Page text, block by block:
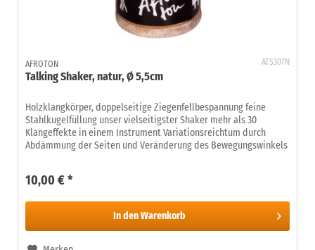
ATS307N
AFROTON
Talking Shaker, natur, Ø 5,5cm
Holzklangkörper, doppelseitige Ziegenfellbespannung feine
Stahlkugelfüllung unser vielseitigster Shaker mehr als 30
Klangeffekte in einem Instrument Variationsreichtum durch
Abdämmung der Seiten und Veränderung des Bewegungswinkels
10,00 € *
In den Warenkorb